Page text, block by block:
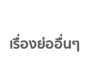
เรื่องย่ออื่นๆ